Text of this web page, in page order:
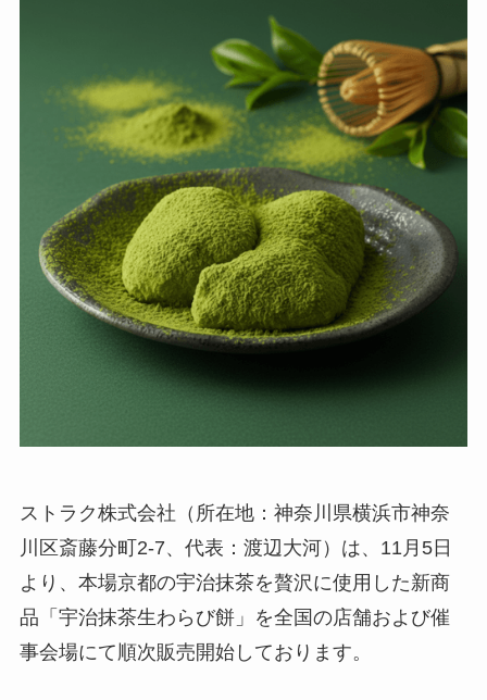
ストラク株式会社（所在地：神奈川県横浜市神奈
川区斎藤分町2-7、代表：渡辺大河）は、11月5日
より、本場京都の宇治抹茶を贅沢に使用した新商
品「宇治抹茶生わらび餅」を全国の店舗および催
事会場にて順次販売開始しております。